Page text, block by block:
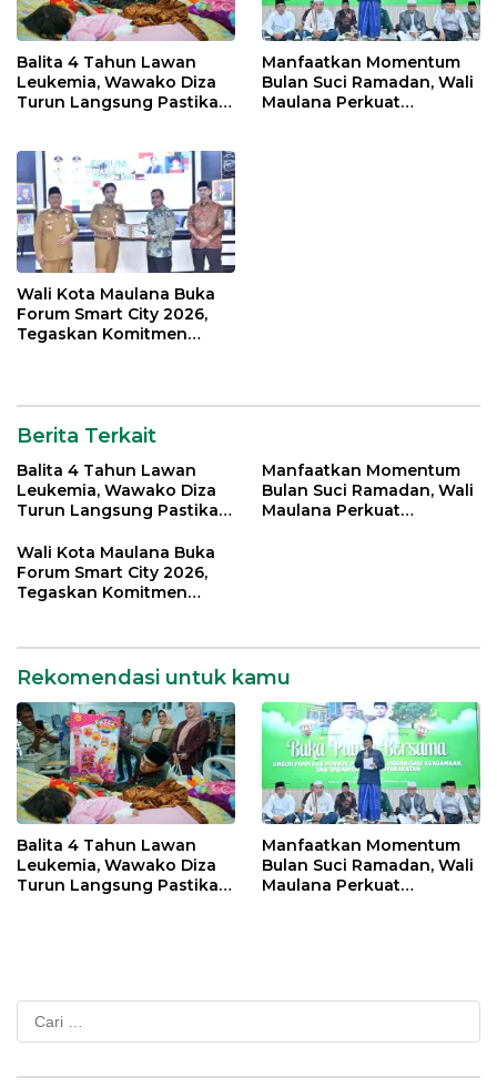
Balita 4 Tahun Lawan
Leukemia, Wawako Diza
Turun Langsung Pastikan
Manfaatkan Momentum
Bulan Suci Ramadan, Wali
Maulana Perkuat
Wali Kota Maulana Buka
Forum Smart City 2026,
Tegaskan Komitmen
Berita Terkait
Balita 4 Tahun Lawan
Leukemia, Wawako Diza
Turun Langsung Pastikan
Manfaatkan Momentum
Bulan Suci Ramadan, Wali
Maulana Perkuat
Wali Kota Maulana Buka
Forum Smart City 2026,
Tegaskan Komitmen
Rekomendasi untuk kamu
Balita 4 Tahun Lawan
Leukemia, Wawako Diza
Turun Langsung Pastikan
Manfaatkan Momentum
Bulan Suci Ramadan, Wali
Maulana Perkuat
Cari
untuk: